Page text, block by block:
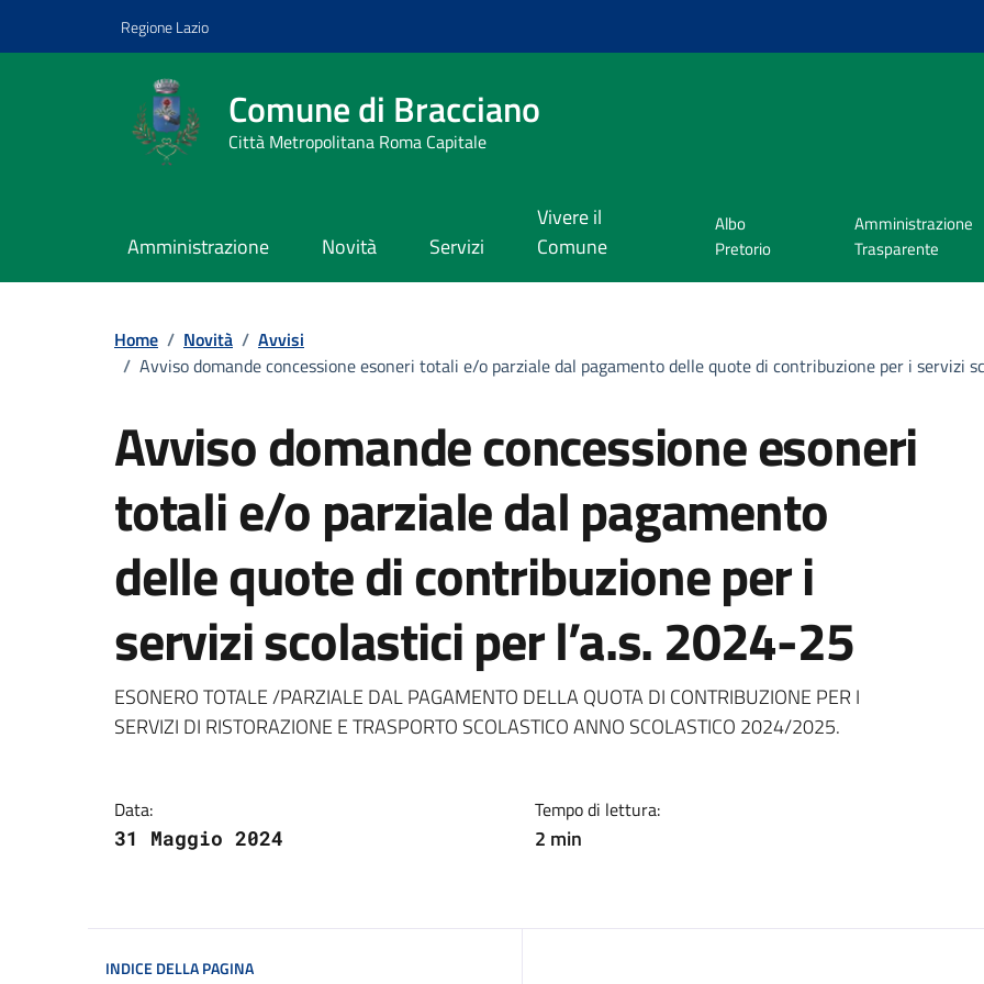
Regione Lazio
Comune di Bracciano
Città Metropolitana Roma Capitale
Amministrazione Novità Servizi
Vivere il
Comune
Albo
Pretorio
Amministrazione
Trasparente
Home / Novità / Avvisi
/ Avviso domande concessione esoneri totali e/o parziale dal pagamento delle quote di contribuzione per i servizi
Avviso domande concessione esoneri
totali e/o parziale dal pagamento
delle quote di contribuzione per i
servizi scolastici per l’a.s. 2024-25
Dettagli della notizia
ESONERO TOTALE /PARZIALE DAL PAGAMENTO DELLA QUOTA DI CONTRIBUZIONE PER I
SERVIZI DI RISTORAZIONE E TRASPORTO SCOLASTICO ANNO SCOLASTICO 2024/2025.
Data:
31 Maggio 2024
Tempo di lettura:
2 min
INDICE DELLA PAGINA